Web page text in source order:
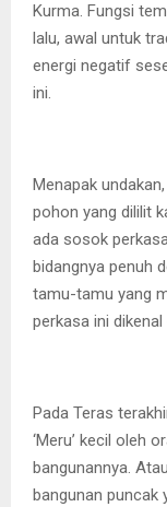
Kurma. Fungsi
lalu, awal untuk
energi negatif
ini.
Menapak
pohon yang dililit
ada sosok
bidangnya penuh
tamu-tamu yang
perkasa ini
Pada Teras
‘Meru’ kecil oleh
bangunannya.
bangunan puncak